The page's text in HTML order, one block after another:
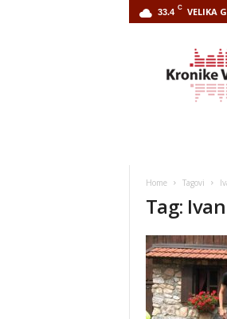
33.4 C VELIKA
Home Tagovi
Tag: